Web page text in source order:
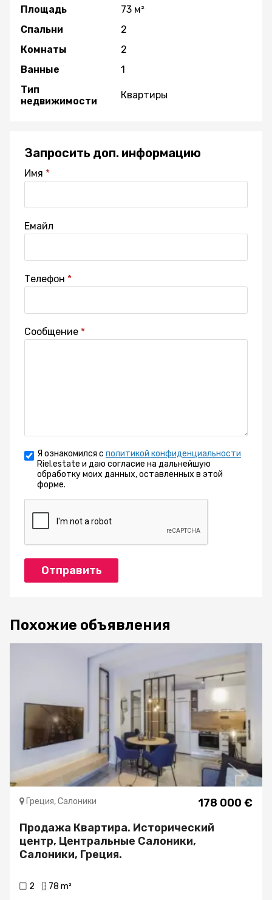
Площадь
73 м²
Спальни
2
Комнаты
2
Ванные
1
Тип
недвижимости
Квартиры
Запросить доп. информацию
Имя
Емайл
Телефон
Сообщение
Я ознакомился с политикой конфиденциальности
Riel.estate и даю согласие на дальнейшую
обработку моих данных, оставленных в этой
форме.
Отправить
Похожие объявления
178 000 €
Греция, Салоники
Продажа Квартира. Исторический
центр, Центральные Салоники,
Салоники, Греция.
2 78 m²